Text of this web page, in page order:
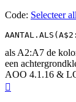
Code: Selecteer
als A2:A7 de
een
AOO 4.1.16 &